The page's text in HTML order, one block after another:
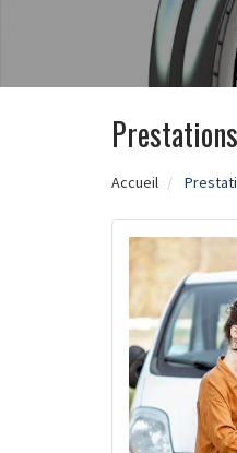
Accueil